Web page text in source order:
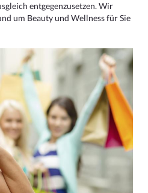
entgegenzusetzen. Wir
um Beauty und Wellness für Sie